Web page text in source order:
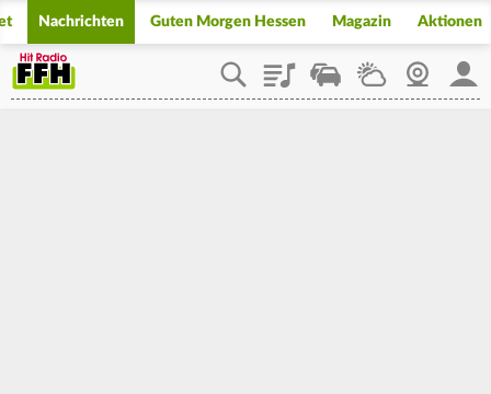
Nachrichten Guten Morgen Hessen Magazin Aktionen
PlaylistStaupilotWetterWebcam